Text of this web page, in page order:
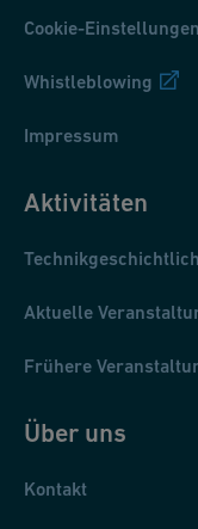
Cookie-Einstellungen
Whistleblowing
Impressum
Aktivitäten
Aktuelle
Frühere
Über uns
Kontakt